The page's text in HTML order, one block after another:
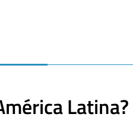
Latina?